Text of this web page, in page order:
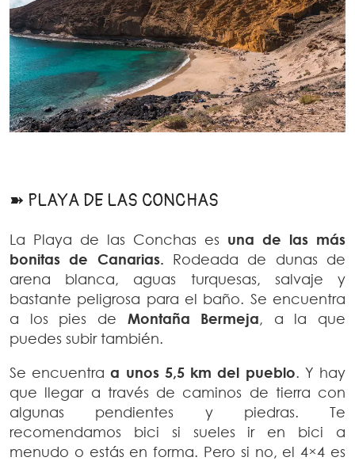
➽ PLAYA DE LAS CONCHAS
La Playa de las Conchas es una de las más
bonitas de Canarias. Rodeada de dunas de
arena blanca, aguas turquesas, salvaje y
bastante peligrosa para el baño. Se encuentra
a los pies de Montaña Bermeja, a la que
puedes subir también.
Se encuentraa unos 5,5 km del pueblo. Y hay
que llegar a través de caminos de tierra con
algunas pendientes y piedras. Te
recomendamos bici si sueles ir en bici a
menudo o estás en forma. Pero si no, el 4×4 es